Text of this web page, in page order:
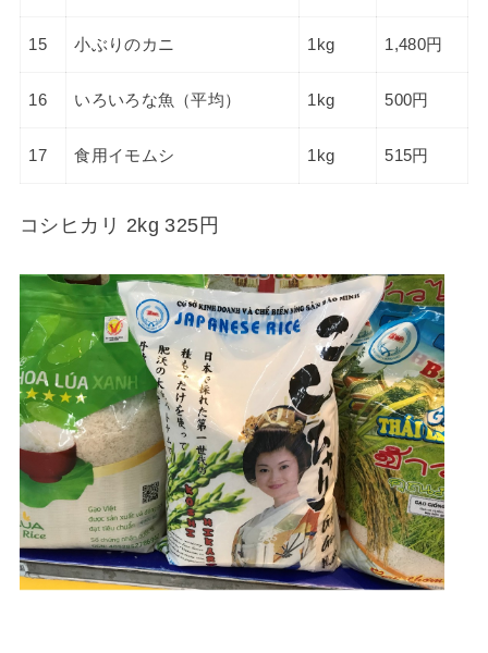
15 小ぶりのカニ 1kg 1,480円
16 いろいろな魚（平均） 1kg 500円
17 食用イモムシ 1kg 515円
コシヒカリ 2kg 325円